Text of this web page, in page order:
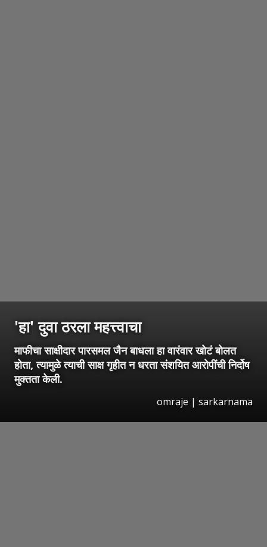
'हा' दुवा ठरला महत्त्वाचा
माफीचा साक्षीदार पारसमल जैन बाधला हा वारंवार खोटं बोलत
होता, त्यामुळे त्याची साक्ष गृहीत न धरता संशयित आरोपींची निर्दोष
मुक्तता केली.
omraje | sarkarnama